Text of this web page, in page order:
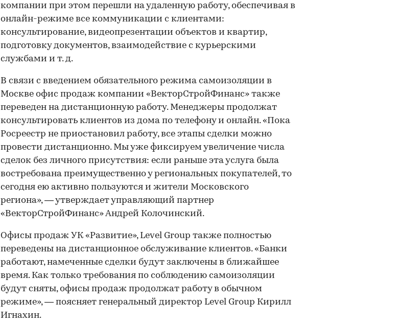
компании при этом перешли на удаленную работу, обеспечивая в
онлайн-режиме все коммуникации с клиентами:
консультирование, видеопрезентации объектов и квартир,
подготовку документов, взаимодействие с курьерскими
службами и т. д.
В связи с введением обязательного режима самоизоляции в
Москве офис продаж компании «ВекторСтройФинанс» также
переведен на дистанционную работу. Менеджеры продолжат
консультировать клиентов из дома по телефону и онлайн. «Пока
Росреестр не приостановил работу, все этапы сделки можно
провести дистанционно. Мы уже фиксируем увеличение числа
сделок без личного присутствия: если раньше эта услуга была
востребована преимущественно у региональных покупателей, то
сегодня ею активно пользуются и жители Московского
региона», — утверждает управляющий партнер
«ВекторСтройФинанс» Андрей Колочинский.
Офисы продаж УК «Развитие», Level Group также полностью
переведены на дистанционное обслуживание клиентов. «Банки
работают, намеченные сделки будут заключены в ближайшее
время. Как только требования по соблюдению самоизоляции
будут сняты, офисы продаж продолжат работу в обычном
режиме», — поясняет генеральный директор Level Group Кирилл
Игнахин.